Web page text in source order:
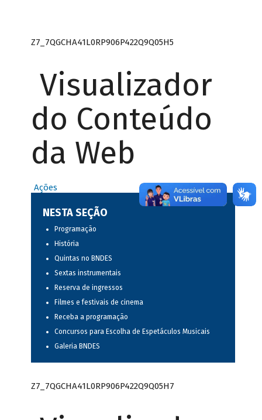
Z7_7QGCHA41L0RP906P422Q9Q05H5
Visualizador
do Conteúdo
da Web
Ações
NESTA SEÇÃO
Programação
História
Quintas no BNDES
Sextas instrumentais
Reserva de ingressos
Filmes e festivais de cinema
Receba a programação
Concursos para Escolha de Espetáculos Musicais
Galeria BNDES
Z7_7QGCHA41L0RP906P422Q9Q05H7